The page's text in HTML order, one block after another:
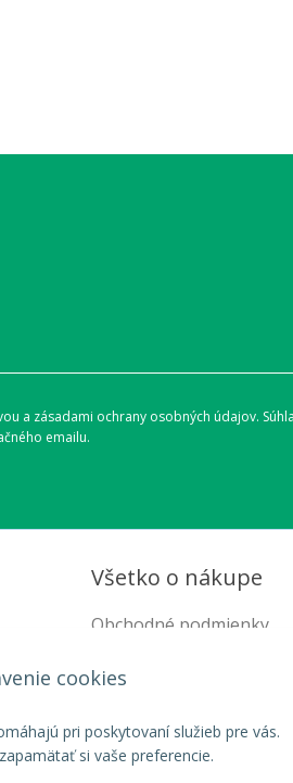
cookies
pri poskytovaní služieb pre vás.
si vaše preferencie.
a zásadami ochrany osobných údajov.
emailu.
Všetko o nákupe
Obchodné podmienky